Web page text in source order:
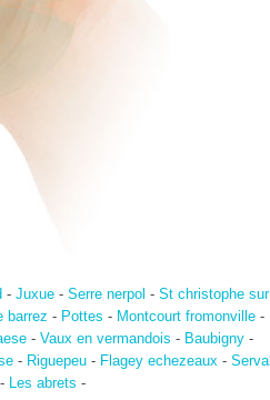
- Juxue- Serre nerpol - St christophe sur
barrez - Pottes - Montcourt fromonville-
- Vaux en vermandois - Baubigny -
- Riguepeu- Flagey echezeaux- Serval
Les abrets -